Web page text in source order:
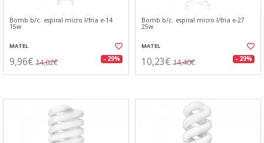
Bomb.b/c. espiral micro l/fria e-14
15w
MATEL
9,96€ 14,02€ - 29%
Bomb.b/c. espiral micro l/fria e-27
25w
MATEL
10,23€ 14,40€ - 29%